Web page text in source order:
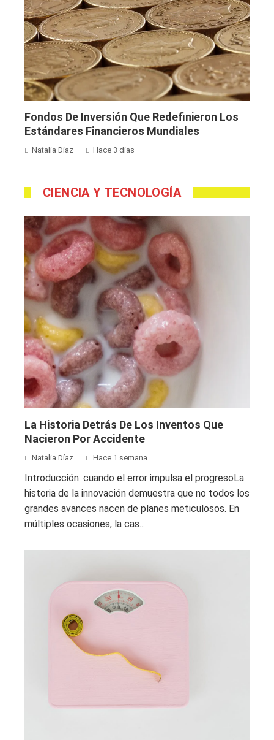
Fondos De Inversión Que Redefinieron Los
Estándares Financieros Mundiales
Natalia Díaz Hace 3 días
CIENCIA Y TECNOLOGÍA
La Historia Detrás De Los Inventos Que
Nacieron Por Accidente
Natalia Díaz Hace 1 semana
Introducción: cuando el error impulsa el progresoLa
historia de la innovación demuestra que no todos los
grandes avances nacen de planes meticulosos. En
múltiples ocasiones, la cas...